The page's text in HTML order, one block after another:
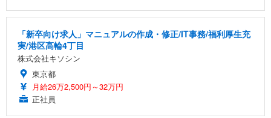
「新卒向け求人」マニュアルの作成・修正/IT事務/福利厚生充
実/港区高輪4丁目
株式会社キソシン
東京都
月給26万2,500円～32万円
正社員